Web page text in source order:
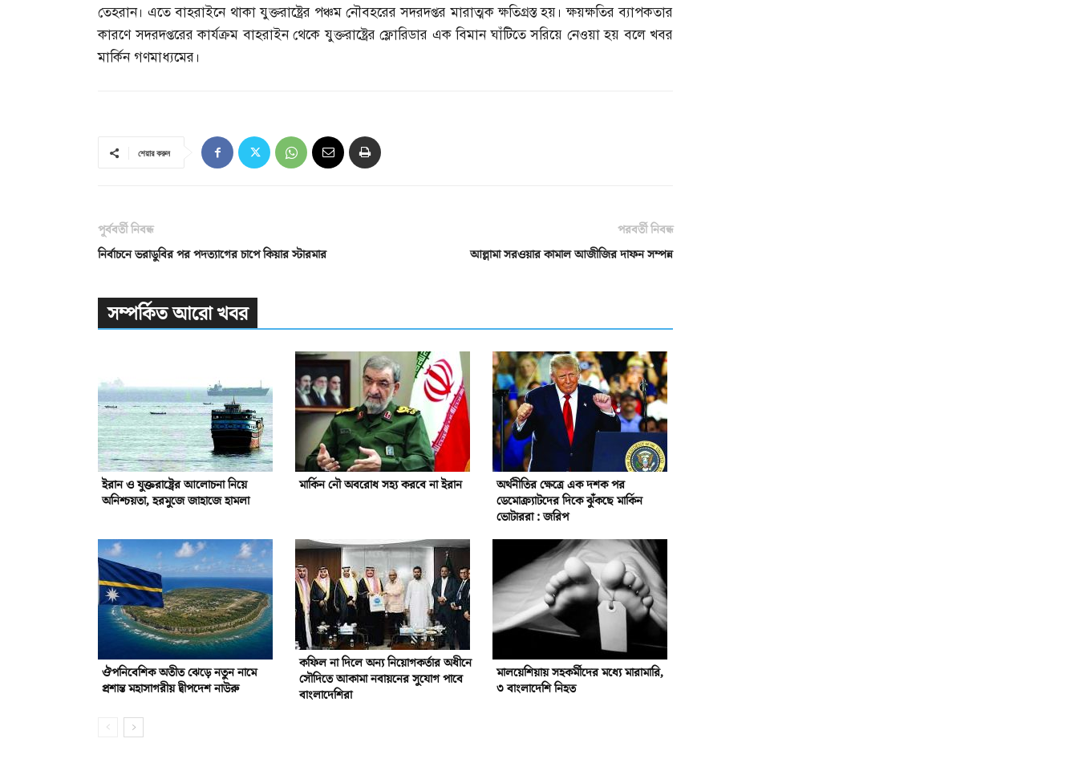
তেহরান। এতে বাহরাইনে থাকা যুক্তরাষ্ট্রের পঞ্চম নৌবহরের সদরদপ্তর মারাত্মক ক্ষতিগ্রস্ত হয়। ক্ষয়ক্ষতির ব্যাপকতার
কারণে সদরদপ্তরের কার্যক্রম বাহরাইন থেকে যুক্তরাষ্ট্রের ফ্লোরিডার এক বিমান ঘাঁটিতে সরিয়ে নেওয়া হয় বলে খবর
মার্কিন গণমাধ্যমের।
শেয়ার করুন
পূর্ববর্তী নিবন্ধ
নির্বাচনে ভরাডুবির পর পদত্যাগের চাপে কিয়ার স্টারমার
পরবর্তী নিবন্ধ
আল্লামা সরওয়ার কামাল আজীজির দাফন সম্পন্ন
সম্পর্কিত আরো খবর
ইরান ও যুক্তরাষ্ট্রের আলোচনা নিয়ে
অনিশ্চয়তা, হরমুজে জাহাজে হামলা
মার্কিন নৌ অবরোধ সহ্য করবে না ইরান
অর্থনীতির ক্ষেত্রে এক দশক পর
ডেমোক্র্যাটদের দিকে ঝুঁকছে মার্কিন
ভোটাররা : জরিপ
ঔপনিবেশিক অতীত ঝেড়ে নতুন নামে
প্রশান্ত মহাসাগরীয় দ্বীপদেশ নাউরু
কফিল না দিলে অন্য নিয়োগকর্তার অধীনে
সৌদিতে আকামা নবায়নের সুযোগ পাবে
বাংলাদেশিরা
মালয়েশিয়ায় সহকর্মীদের মধ্যে মারামারি,
৩ বাংলাদেশি নিহত